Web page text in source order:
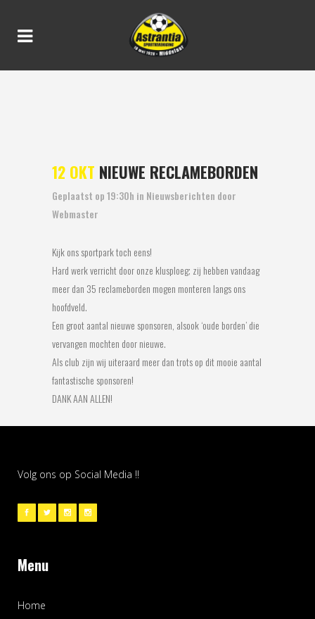
12 OKT NIEUWE RECLAMEBORDEN
Geplaatst op 19:30h in Nieuwsberichten door
Webmaster
Kijk ons sportpark toch eens!
Hard werk verricht door onze klusploeg; zij hebben vandaag
meer dan 35 reclameborden mogen monteren langs ons
hoofdveld.
Een groot aantal nieuwe sponsoren, alsook ‘oude borden’ die
vervangen mochten door nieuwe.
Als club zijn wij uiteraard meer dan trots op dit mooie aantal
fantastische sponsoren!
DANK AAN ALLEN!
Volg ons op Social Media !!
Menu
Home